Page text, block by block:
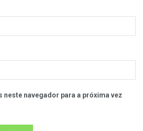
neste navegador para a próxima vez